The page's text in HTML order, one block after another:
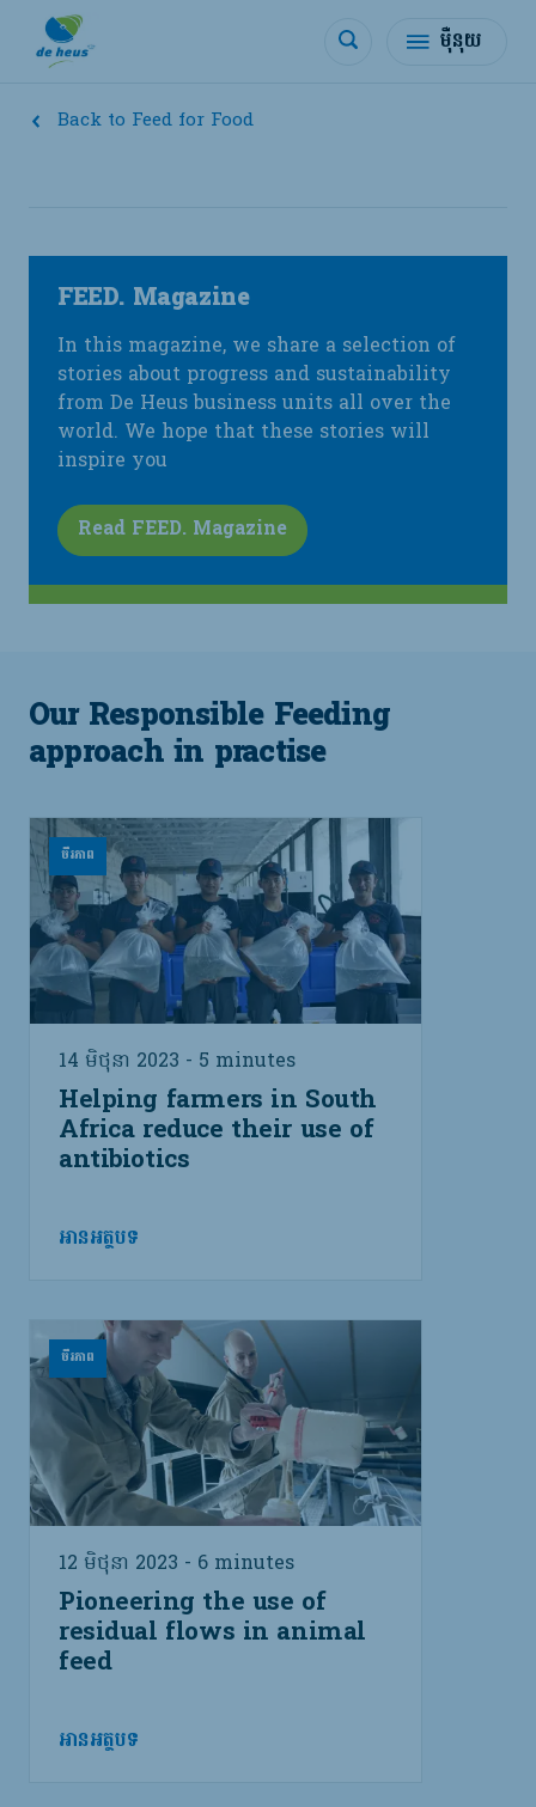
ម៉ឺនុយ
Back to Feed for Food
FEED. Magazine
In this magazine, we share a selection of
stories about progress and sustainability
from De Heus business units all over the
world. We hope that these stories will
inspire you
Read FEED. Magazine
Our Responsible Feeding
approach in practise
ចីរភាព
14 មិថុនា 2023 - 5 minutes
Helping farmers in South
Africa reduce their use of
antibiotics
អានអត្ថបទ
ចីរភាព
12 មិថុនា 2023 - 6 minutes
Pioneering the use of
residual flows in animal
feed
អានអត្ថបទ